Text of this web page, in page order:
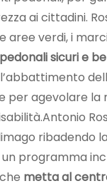
ai cittadini.
aree verdi, i
sicuri e
per agevolare la
ribadendo
programma
metta al